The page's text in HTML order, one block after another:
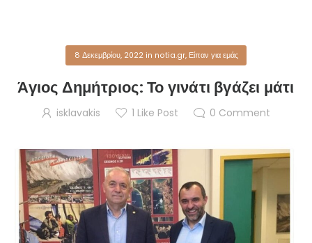
8 Δεκεμβρίου, 2022in notia.gr, Είπαν για εμάς
Άγιος Δημήτριος: Το γινάτι βγάζει μάτι
isklavakis 1 Like Post 0 Comment